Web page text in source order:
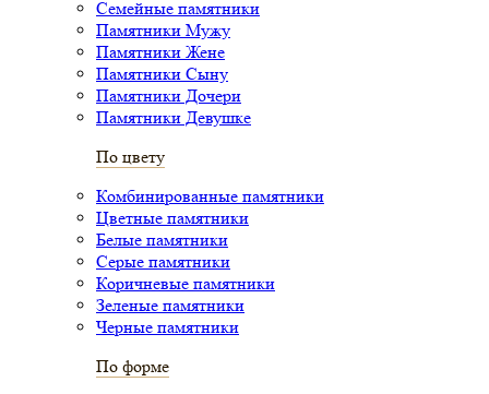
Семейные памятники
Памятники Мужу
Памятники Жене
Памятники Сыну
Памятники Дочери
Памятники Девушке
По цвету
Комбинированные памятники
Цветные памятники
Белые памятники
Серые памятники
Коричневые памятники
Зеленые памятники
Черные памятники
По форме